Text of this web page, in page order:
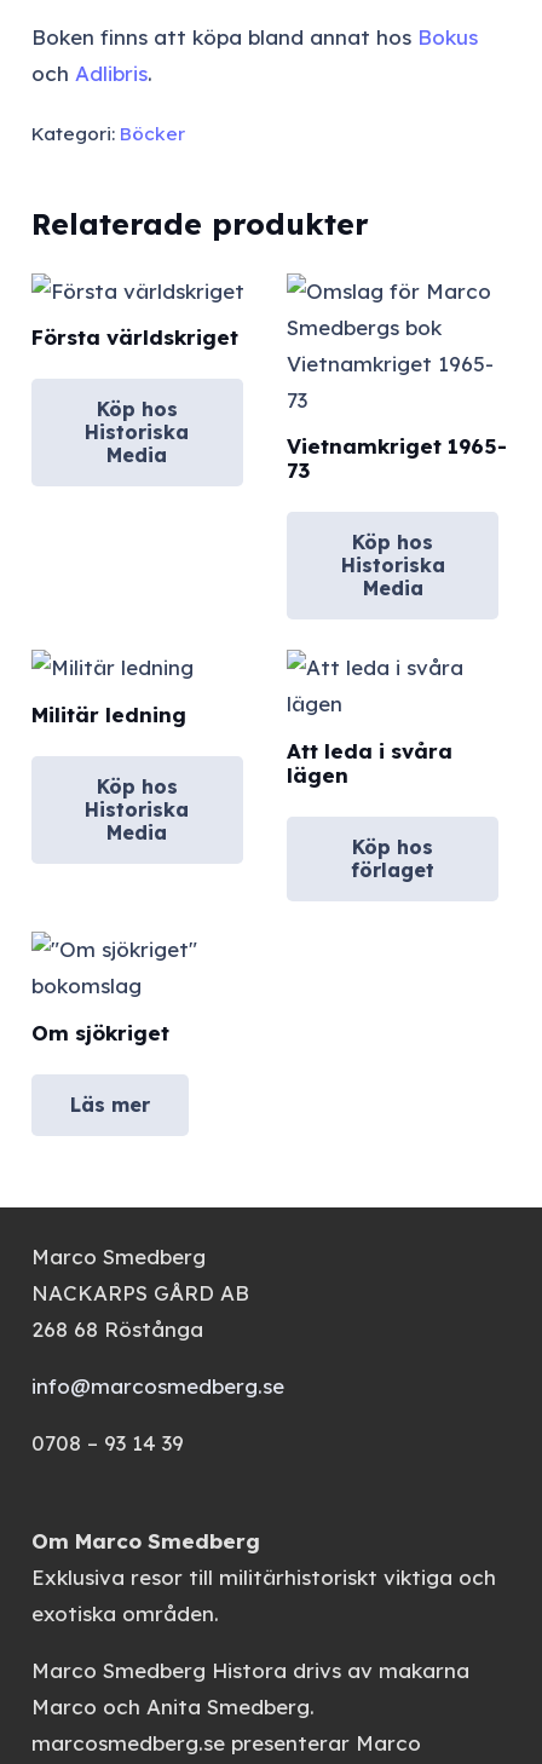
Boken finns att köpa bland annat hos Bokus
och Adlibris.
Kategori: Böcker
Relaterade produkter
Första världskriget
Köp hos
Historiska
Media
Vietnamkriget 1965-
73
Köp hos
Historiska
Media
Militär ledning
Köp hos
Historiska
Media
Att leda i svåra
lägen
Köp hos
förlaget
Om sjökriget
Läs mer
Marco Smedberg
NACKARPS GÅRD AB
268 68 Röstånga
info@marcosmedberg.se
0708 – 93 14 39
Om Marco Smedberg
Exklusiva resor till militärhistoriskt viktiga och
exotiska områden.
Marco Smedberg Histora drivs av makarna
Marco och Anita Smedberg.
marcosmedberg.sepresenterar Marco